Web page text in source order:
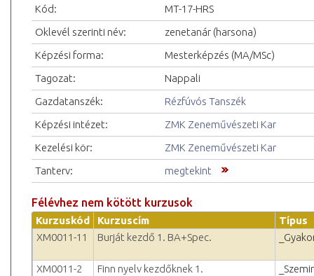
Kód:
MT-17-HRS
Oklevél szerinti név:
zenetanár (harsona)
Képzési forma:
Mesterképzés (MA/MSc)
Tagozat:
Nappali
Gazdatanszék:
Rézfúvós Tanszék
Képzési intézet:
ZMK Zeneművészeti Kar
Kezelési kör:
ZMK Zeneművészeti Kar
Tanterv:
megtekint
Félévhez nem kötött kurzusok
Kurzuskód Kurzuscím
Típus
XM0011-11
Burját kezdő 1. BA+Spec.
XM0011-2 Finn nyelv kezdőknek 1.